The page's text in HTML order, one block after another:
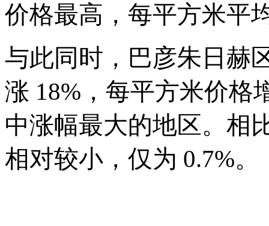
价格最高，每平方米平
与此同时，巴彦朱日赫
涨 18%，每平方米价格
中涨幅最大的地区。相
相对较小，仅为 0.7%。